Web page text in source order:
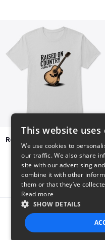
Raised on Country Since 85
$23
This website uses
We use cookies to
our traffic. We also share
site with our advertising
combine it with other
them or that they’ve
Read more
SHOW DETAILS